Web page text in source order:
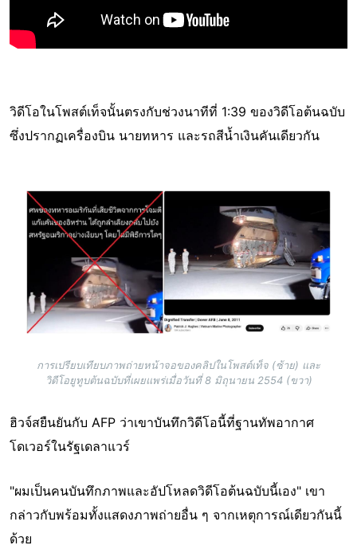
วิดีโอในโพสต์เท็จนั้นตรงกับช่วงนาทีที่ 1:39 ของวิดีโอต้นฉบับ
ซึ่งปรากฏเครื่องบิน นายทหาร และรถสีน้ำเงินคันเดียวกัน
Image
การเปรียบเทียบภาพถ่ายหน้าจอของคลิปในโพสต์เท็จ (ซ้าย) และ
วิดีโอยูทูบต้นฉบับที่เผยแพร่เมื่อวันที่ 8 มิถุนายน 2554 (ขวา)
ฮิวจ์สยืนยันกับ AFP ว่าเขาบันทึกวิดีโอนี้ที่ฐานทัพอากาศ
โดเวอร์ในรัฐเดลาแวร์
"ผมเป็นคนบันทึกภาพและอัปโหลดวิดีโอต้นฉบับนี้เอง" เขา
กล่าวกับพร้อมทั้งแสดงภาพถ่ายอื่น ๆ จากเหตุการณ์เดียวกันนี้
ด้วย